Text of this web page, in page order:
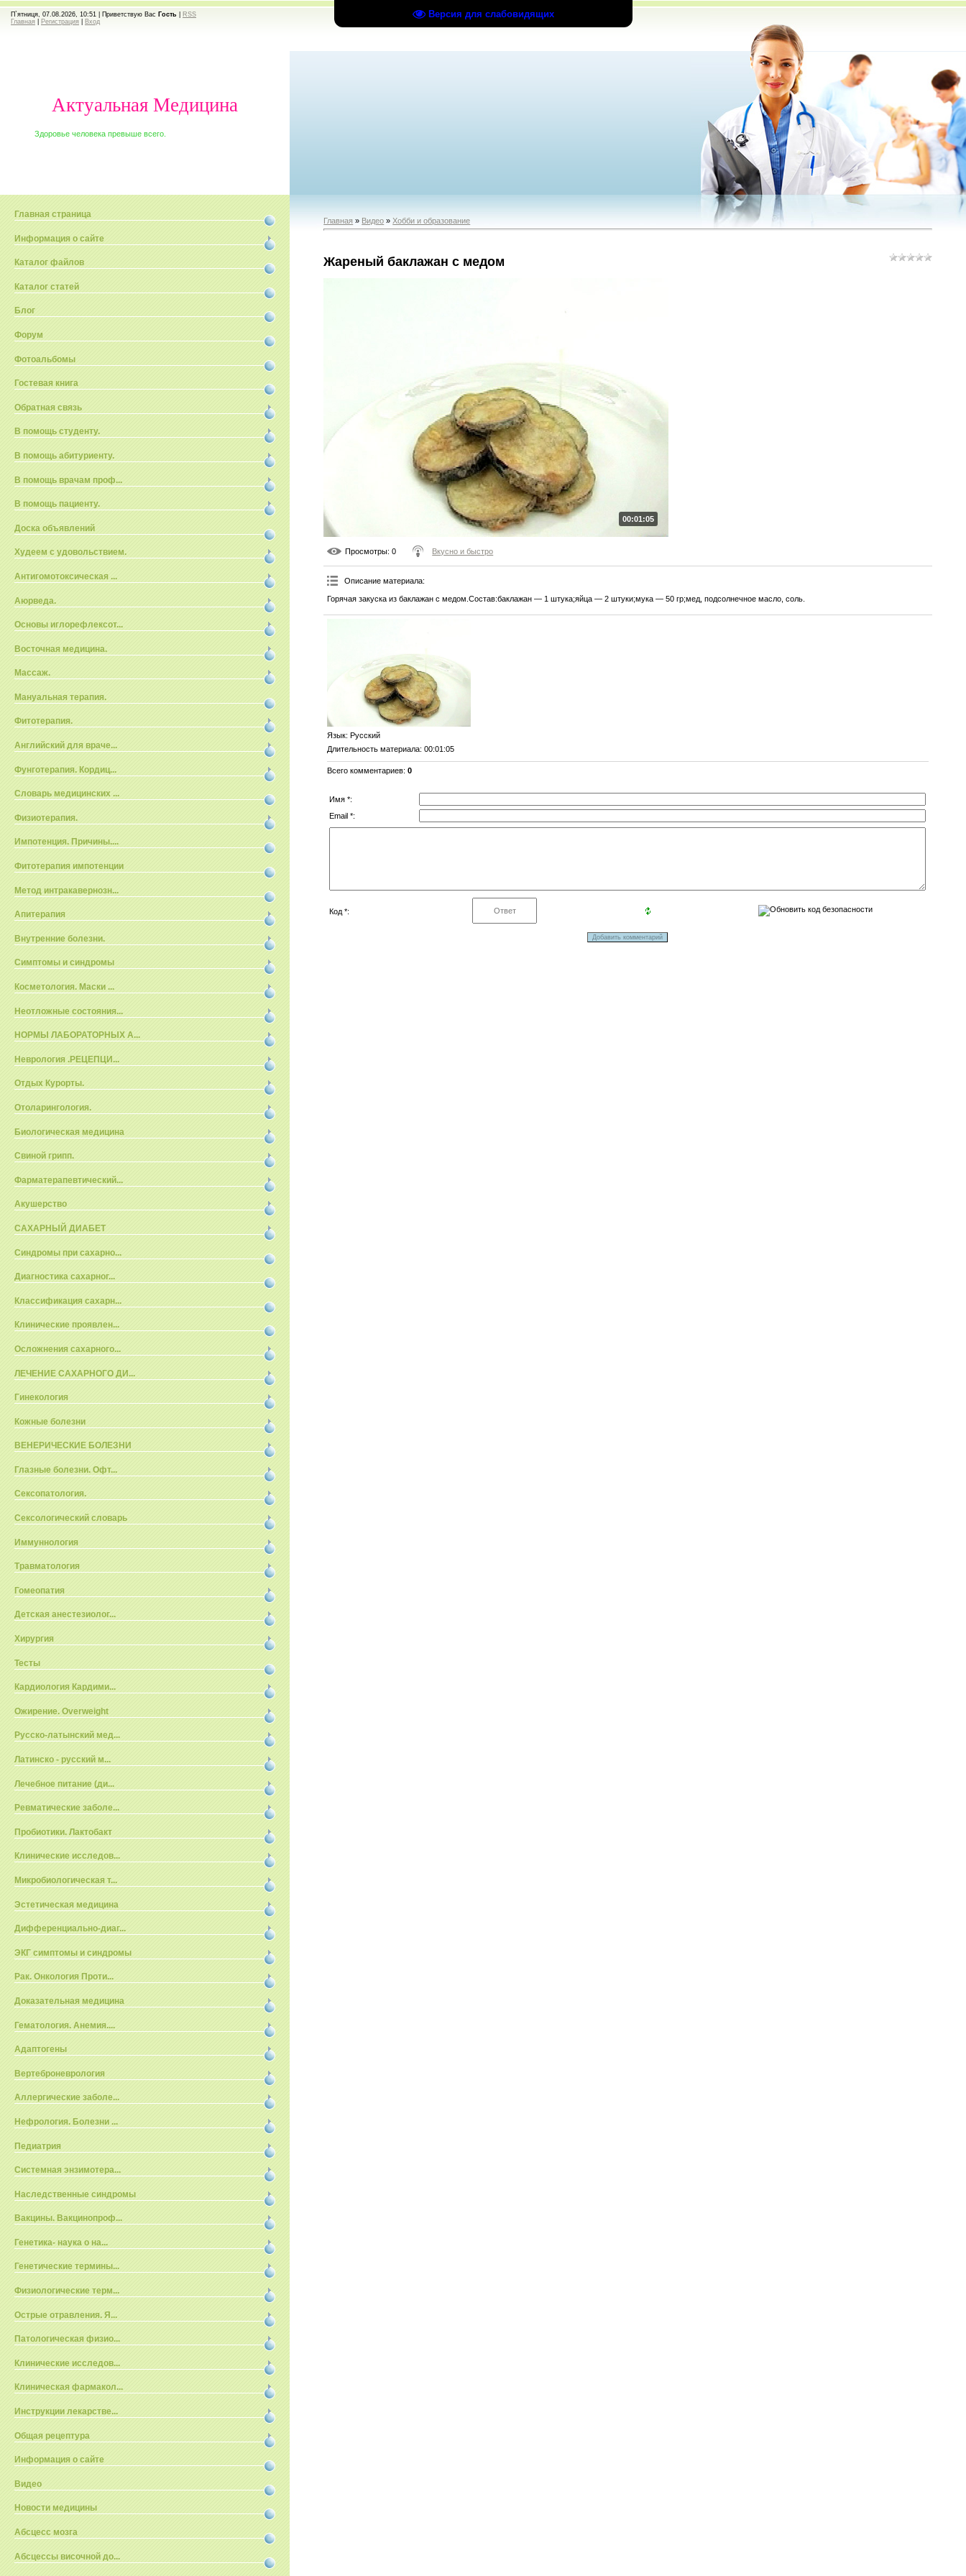
Версия для слабовидящих
П`ятниця, 07.08.2026, 10:51 | Приветствую Вас Гость
RSS
Главная
Регистрация Вход
Актуальная Медицина
Здоровье человека превыше всего.
Главная страница
Информация о сайте
Каталог файлов
Каталог статей
Блог
Форум
Фотоальбомы
Гостевая книга
Обратная связь
В помощь студенту.
В помощь абитуриенту.
В помощь врачам проф...
В помощь пациенту.
Доска объявлений
Худеем с удовольствием.
Антигомотоксическая ...
Аюрведа.
Основы иглорефлексот...
Восточная медицина.
Массаж.
Мануальная терапия.
Фитотерапия.
Английский для враче...
Фунготерапия. Кордиц...
Словарь медицинских ...
Физиотерапия.
Импотенция. Причины....
Фитотерапия импотенции
Метод интракавернозн...
Апитерапия
Внутренние болезни.
Симптомы и синдромы
Косметология. Маски ...
Неотложные состояния...
НОРМЫ ЛАБОРАТОРНЫХ А...
Неврология .РЕЦЕПЦИ...
Отдых Курорты.
Отоларингология.
Биологическая медицина
Свиной грипп.
Фарматерапевтический...
Акушерство
САХАРНЫЙ ДИАБЕТ
Синдромы при сахарно...
Диагностика сахарног...
Классификация сахарн...
Клинические проявлен...
Осложнения сахарного...
ЛЕЧЕНИЕ САХАРНОГО ДИ...
Гинекология
Кожные болезни
ВЕНЕРИЧЕСКИЕ БОЛЕЗНИ
Глазные болезни. Офт...
Сексопатология.
Сексологический словарь
Иммуннология
Травматология
Гомеопатия
Детская анестезиолог...
Хирургия
Тесты
Кардиология Кардими...
Ожирение. Overweight
Русско-латынский мед...
Латинско - русский м...
Лечебное питание (ди...
Ревматические заболе...
Пробиотики. Лактобакт
Клинические исследов...
Микробиологическая т...
Эстетическая медицина
Дифференциально-диаг...
ЭКГ симптомы и синдромы
Рак. Онкология Проти...
Доказательная медицина
Гематология. Анемия....
Адаптогены
Вертеброневрология
Аллергические заболе...
Нефрология. Болезни ...
Педиатрия
Системная энзимотера...
Наследственные синдромы
Вакцины. Вакцинопроф...
Генетика- наука о на...
Генетические термины...
Физиологические терм...
Острые отравления. Я...
Патологическая физио...
Клинические исследов...
Клиническая фармакол...
Инструкции лекарстве...
Общая рецептура
Информация о сайте
Видео
Новости медицины
Абсцесс мозга
Абсцессы височной до...
Главная » Видео »Хобби и образование
Жареный баклажан с медом
00:01:05
Просмотры: 0 Вкусно и быстро
Описание материала:
Горячая закуска из баклажан с медом.Состав:баклажан — 1 штука;яйца — 2 штуки;мука — 50 гр;мед, подсолнечное масло, соль.
Язык: Русский
Длительность материала: 00:01:05
Всего комментариев:0
Имя *:
Email *:
Код *: